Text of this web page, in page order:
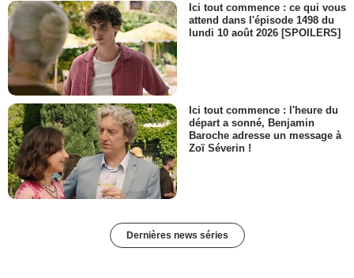
Ici tout commence : ce qui vous
attend dans l'épisode 1498 du
lundi 10 août 2026 [SPOILERS]
Ici tout commence : l'heure du
départ a sonné, Benjamin
Baroche adresse un message à
Zoï Séverin !
Dernières news séries